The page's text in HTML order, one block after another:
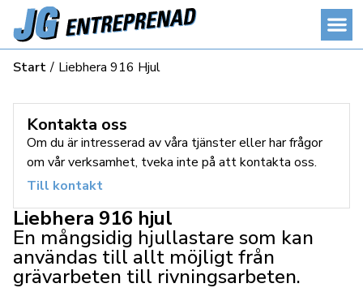
Start / Liebhera 916 Hjul
Kontakta oss
Om du är intresserad av våra tjänster eller har frågor
om vår verksamhet, tveka inte på att kontakta oss.
Till kontakt
Liebhera 916 hjul
En mångsidig hjullastare som kan
användas till allt möjligt från
grävarbeten till rivningsarbeten.